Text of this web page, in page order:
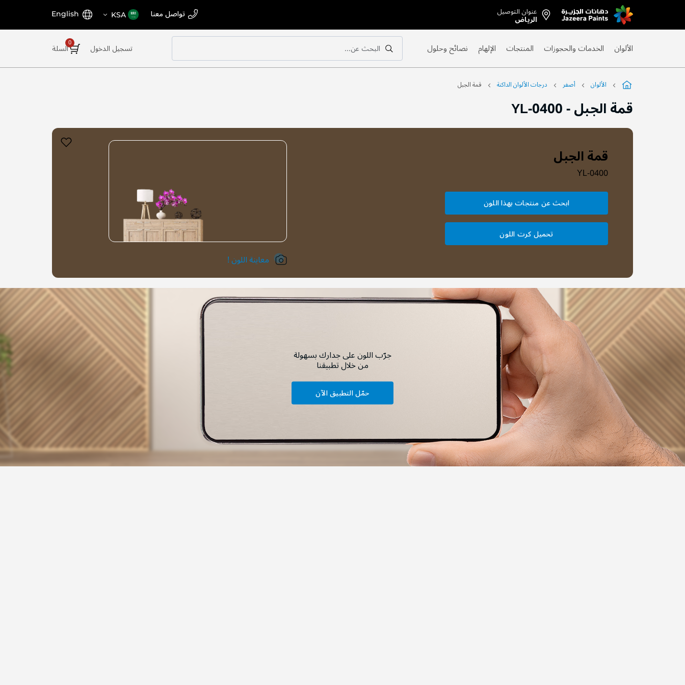
Skip
to
عنوان التوصيل
الرياض تواصل معنا اختر
المتجر
KSA اللغة English
السلة تسجيل الدخول
بحث
البحث عن...
بحث الألوان الخدمات والحجوزات المنتجات الإلهام نصائح وحلول
الألوان أصفر درجات الألوان الداكنة قمة الجبل
قمة الجبل-
قمة الجبل
YL-0400
ابحث عن منتجات بهذا اللون
تحميل كرت اللون
معاينة اللون !
جرّب اللون على جدارك بسهولة
من خلال تطبيقنا
حمّل التطبيق الآن